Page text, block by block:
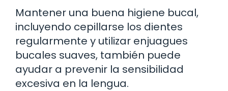
Mantener una buena higiene bucal,
incluyendo cepillarse los dientes
regularmente y utilizar enjuagues
bucales suaves, también puede
ayudar a prevenir la sensibilidad
excesiva en la lengua.